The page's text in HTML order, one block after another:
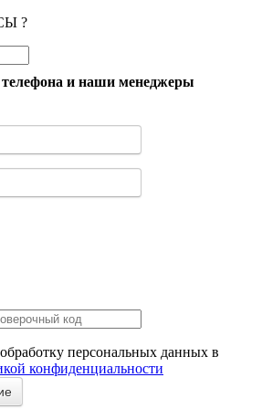
?
телефона и наши менеджеры
персональных данных в
конфиденциальности